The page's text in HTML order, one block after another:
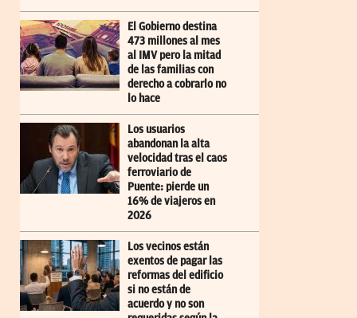
El Gobierno destina
473 millones al mes
al IMV pero la mitad
de las familias con
derecho a cobrarlo no
lo hace
Los usuarios
abandonan la alta
velocidad tras el caos
ferroviario de
Puente: pierde un
16% de viajeros en
2026
Los vecinos están
exentos de pagar las
reformas del edificio
si no están de
acuerdo y no son